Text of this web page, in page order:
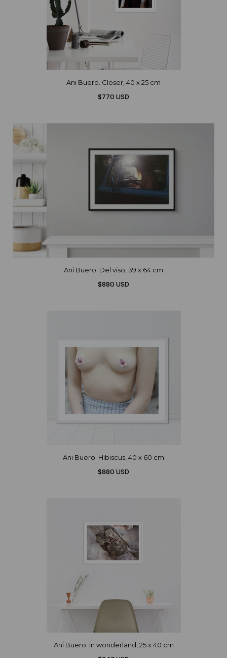
Ani Buero. Closer, 40 x 25 cm
$770 USD
Ani Buero. Del viso, 39 x 64 cm
$880 USD
Ani Buero. Hibiscus, 40 x 60 cm
$880 USD
Ani Buero. In wonderland, 25 x 40 cm